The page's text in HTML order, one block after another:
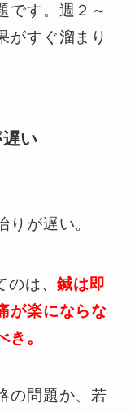
です。週２～
がすぐ溜まり
い
りが遅い。
のは、鍼は即
が楽にならな
。
の問題か、若